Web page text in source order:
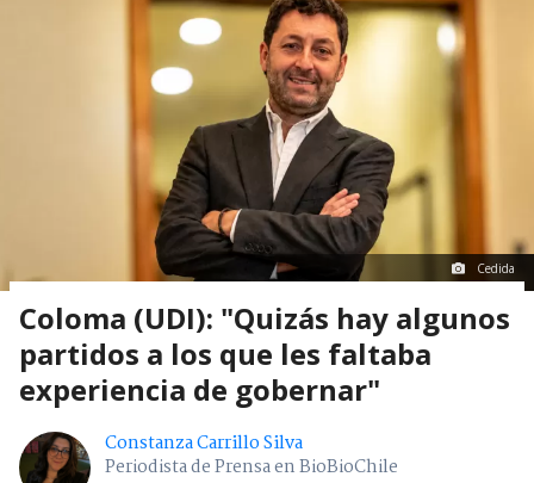
Cedida
Coloma (UDI): "Quizás hay algunos
partidos a los que les faltaba
experiencia de gobernar"
Constanza Carrillo Silva
Periodista de Prensa en BioBioChile